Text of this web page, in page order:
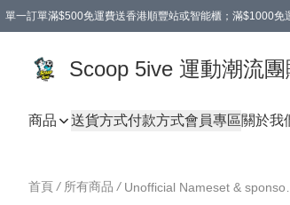
單一訂單滿$500免運費送香港順豐站或智能櫃；滿$1000
Scoop 5ive 運動潮流
商品 送貨方式付款方式會員專區關於我
首頁 / 所有商品 /